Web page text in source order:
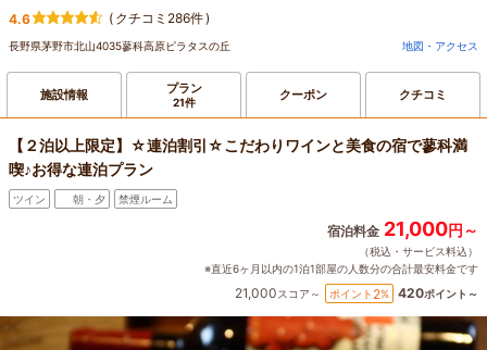
4.6 ( クチコミ286件)
長野県茅野市北山4035蓼科高原ピラタスの丘 地図・アクセス
施設情報 プラン
21件 クーポン クチコミ
【２泊以上限定】☆連泊割引☆こだわりワインと美食の宿で蓼科満
喫♪お得な連泊プラン
ツイン 朝・夕 禁煙ルーム
宿泊料金 21,000円～
（税込・サービス料込）
※直近6ヶ月以内の1泊1部屋の人数分の合計最安料金です
21,000スコア～ ポイント 2% 420ポイント～